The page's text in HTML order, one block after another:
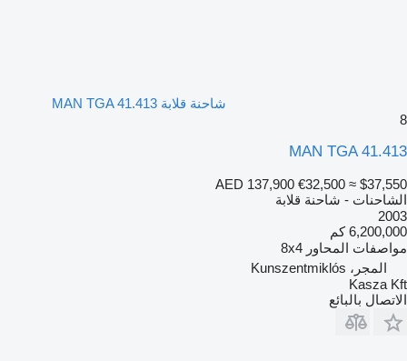
شاحنة قلابة MAN TGA 41.413
8
MAN TGA 41.413
AED 137,900 €32,500 ≈ $37,550
الشاحنات - شاحنة قلابة
2003
6,200,000 كم
مواصفات المحاور 8x4
المجر، Kunszentmiklós
Kasza Kft
الاتصال بالبائع